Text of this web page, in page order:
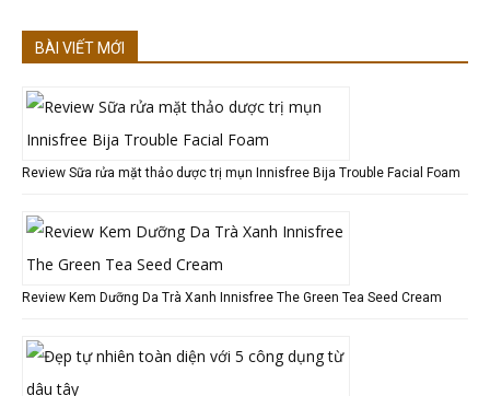
BÀI VIẾT MỚI
Review Sữa rửa mặt thảo dược trị mụn Innisfree Bija Trouble Facial Foam
Review Kem Dưỡng Da Trà Xanh Innisfree The Green Tea Seed Cream